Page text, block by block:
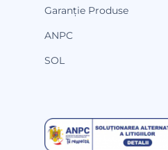
Garanție Produse
ANPC
SOL